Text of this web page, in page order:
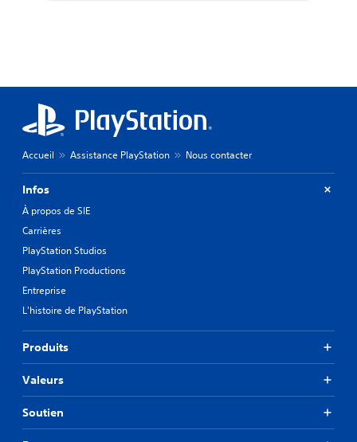
Accueil Assistance PlayStation Nous contacter
Infos
À propos de SIE
Carrières
PlayStation Studios
PlayStation Productions
Entreprise
L'histoire de PlayStation
Produits
Valeurs
Soutien